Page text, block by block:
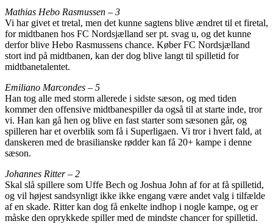
Mathias Hebo Rasmussen – 3
Vi har givet et tretal, men det kunne sagtens blive ændret til et firetal,
for midtbanen hos FC Nordsjælland ser pt. svag u, og det kunne
derfor blive Hebo Rasmussens chance. Køber FC Nordsjælland
stort ind på midtbanen, kan der dog blive langt til spilletid for
midtbanetalentet.
Emiliano Marcondes – 5
Han tog alle med storm allerede i sidste sæson, og med tiden
kommer den offensive midtbanespiller da også til at starte inde, tror
vi. Han kan gå hen og blive en fast starter som sæsonen går, og
spilleren har et overblik som få i Superligaen. Vi tror i hvert fald, at
danskeren med de brasilianske rødder kan få 20+ kampe i denne
sæson.
Johannes Ritter – 2
Skal slå spillere som Uffe Bech og Joshua John af for at få spilletid,
og vil højest sandsynligt ikke ikke engang være andet valg i tilfælde
af en skade. Ritter kan dog få enkelte indhop i nogle kampe, og er
måske den oprykkede spiller med de mindste chancer for spilletid.